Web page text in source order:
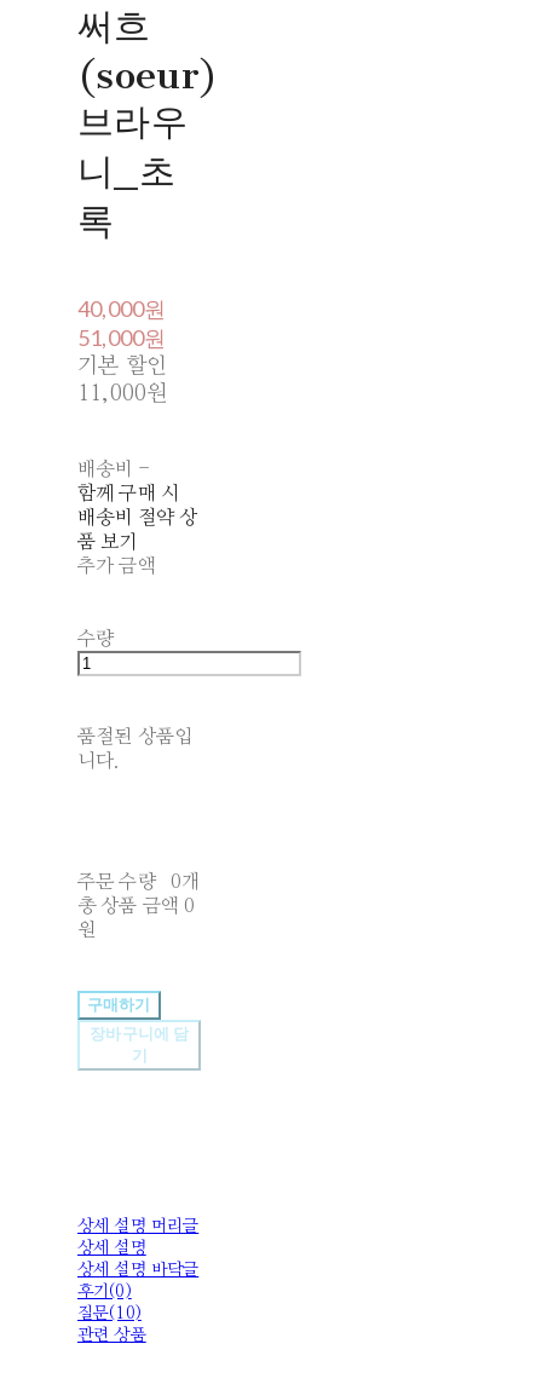
써흐
(soeur)
브라우
니_초
록
40,000원
51,000원
기본 할인
11,000원
배송비 -
함께 구매 시
배송비 절약 상
품 보기
추가 금액
수량
품절된 상품입
니다.
주문 수량
0개
총 상품 금액 0
원
구매하기
장바구니에 담
기
상세 설명 머리글
상세 설명
상세 설명 바닥글
후기(0)
질문(10)
관련 상품